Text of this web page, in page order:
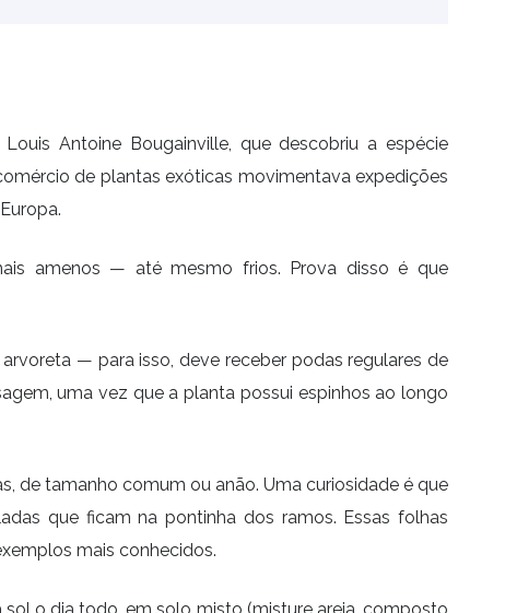
Antoine Bougainville, que descobriu a espécie
de plantas exóticas movimentava expedições
amenos — até mesmo frios. Prova disso é que
— para isso, deve receber podas regulares de
uma vez que a planta possui espinhos ao longo
de tamanho comum ou anão. Uma curiosidade é que
que ficam na pontinha dos ramos. Essas folhas
mais conhecidos.